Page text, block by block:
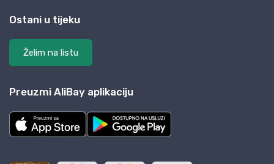
Ostani u tijeku
Želim na listu
Preuzmi AliBay aplikaciju